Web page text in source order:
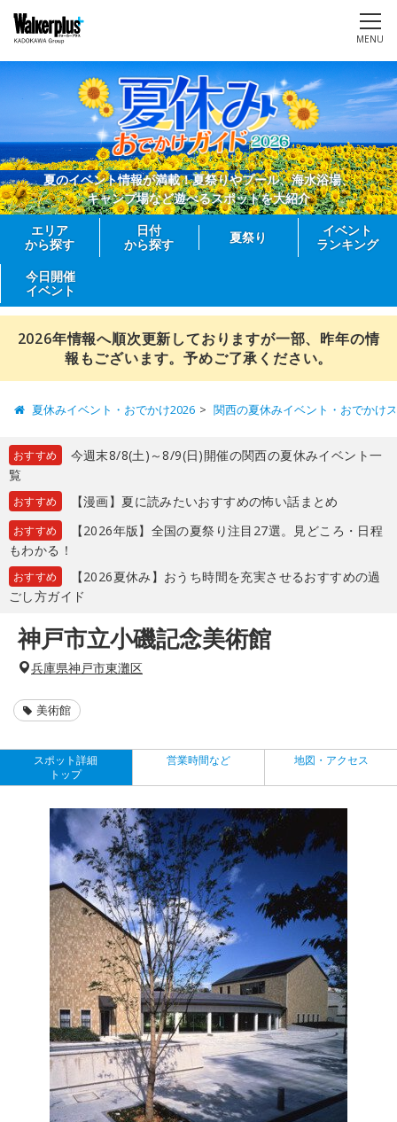
MENU
夏のイベント情報が満載！夏祭りやプール、海水浴場、
キャンプ場など遊べるスポットを大紹介
エリア
から探す
日付
から探す
夏祭り
イベント
ランキング
今日開催
イベント
2026年情報へ順次更新しておりますが一部、昨年の情
報もございます。予めご了承ください。
夏休みイベント・おでかけ2026 関西の夏休みイベント・おでかけ
おすすめ
今週末8/8(土)～8/9(日)開催の関西の夏休みイベント一
覧
おすすめ 【漫画】夏に読みたいおすすめの怖い話まとめ
おすすめ
【2026年版】全国の夏祭り注目27選。見どころ・日程
もわかる！
おすすめ
【2026夏休み】おうち時間を充実させるおすすめの過
ごし方ガイド
神戸市立小磯記念美術館
兵庫県神戸市東灘区
美術館
スポット詳細
トップ
営業時間など 地図・アクセス